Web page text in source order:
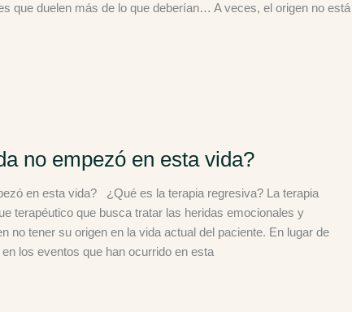
que duelen más de lo que deberían… A veces, el origen no está
no empezó en esta vida?
en esta vida? ¿Qué es la terapia regresiva? La terapia
terapéutico que busca tratar las heridas emocionales y
no tener su origen en la vida actual del paciente. En lugar de
los eventos que han ocurrido en esta